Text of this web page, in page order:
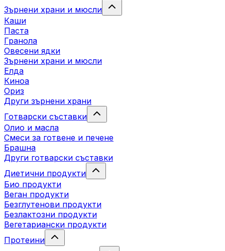
Зърнени храни и мюсли
Каши
Паста
Гранола
Овесени ядки
Зърнени храни и мюсли
Елда
Киноа
Ориз
Други зърнени храни
Готварски съставки
Олио и масла
Смеси за готвене и печене
Брашна
Други готварски съставки
Диетични продукти
Био продукти
Веган продукти
Безглутенови продукти
Безлактозни продукти
Вегетариански продукти
Протеини